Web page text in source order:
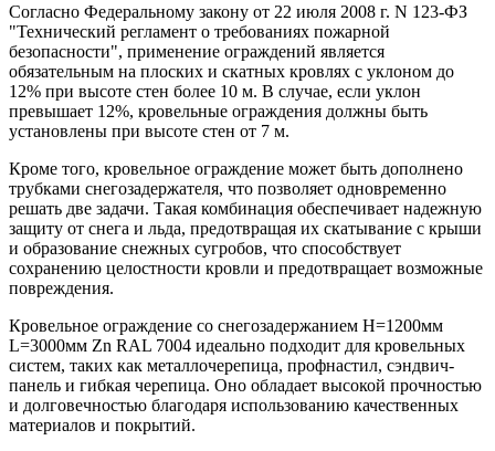
Согласно Федеральному закону от 22 июля 2008 г. N 123-ФЗ
"Технический регламент о требованиях пожарной
безопасности", применение ограждений является
обязательным на плоских и скатных кровлях с уклоном до
12% при высоте стен более 10 м. В случае, если уклон
превышает 12%, кровельные ограждения должны быть
установлены при высоте стен от 7 м.
Кроме того, кровельное ограждение может быть дополнено
трубками снегозадержателя, что позволяет одновременно
решать две задачи. Такая комбинация обеспечивает надежную
защиту от снега и льда, предотвращая их скатывание с крыши
и образование снежных сугробов, что способствует
сохранению целостности кровли и предотвращает возможные
повреждения.
Кровельное ограждение со снегозадержанием H=1200мм
L=3000мм Zn RAL 7004 идеально подходит для кровельных
систем, таких как металлочерепица, профнастил, сэндвич-
панель и гибкая черепица. Оно обладает высокой прочностью
и долговечностью благодаря использованию качественных
материалов и покрытий.